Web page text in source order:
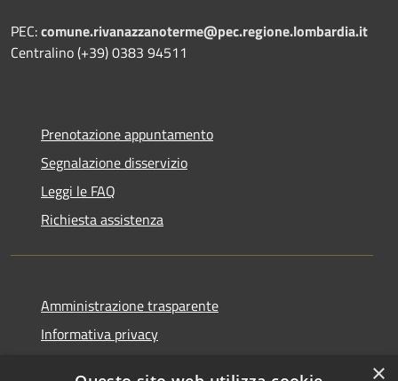
PEC:comune.rivanazzanoterme@pec.regione.lombardia.it
Centralino (+39) 0383 94511
Prenotazione appuntamento
Segnalazione disservizio
Leggi le FAQ
Richiesta assistenza
Amministrazione trasparente
Informativa privacy
×